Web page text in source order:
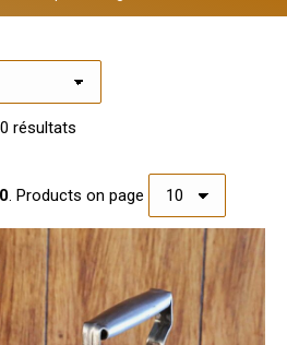
résultats
. Products on page